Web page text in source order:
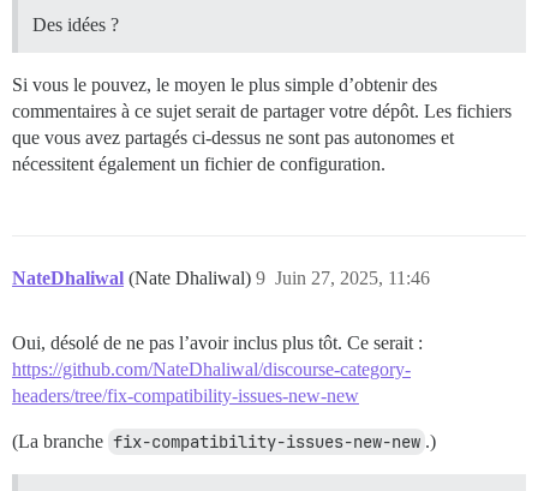
Des idées ?
Si vous le pouvez, le moyen le plus simple d’obtenir des
commentaires à ce sujet serait de partager votre dépôt. Les fichiers
que vous avez partagés ci-dessus ne sont pas autonomes et
nécessitent également un fichier de configuration.
NateDhaliwal (Nate Dhaliwal) Juin 27, 2025, 11:46
9
Oui, désolé de ne pas l’avoir inclus plus tôt. Ce serait :
https://github.com/NateDhaliwal/discourse-category-
headers/tree/fix-compatibility-issues-new-new
(La branche fix-compatibility-issues-new-new .)